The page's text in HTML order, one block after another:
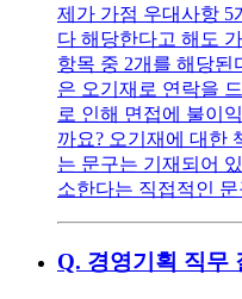
제가 가점 우대사항 5
다 해당한다고 해도
항목 중 2개를 해당된
은 오기재로 연락을
로 인해 면접에 불이
까요? 오기재에 대한
는 문구는 기재되어
소한다는 직접적인
Q. 경영기획 직무